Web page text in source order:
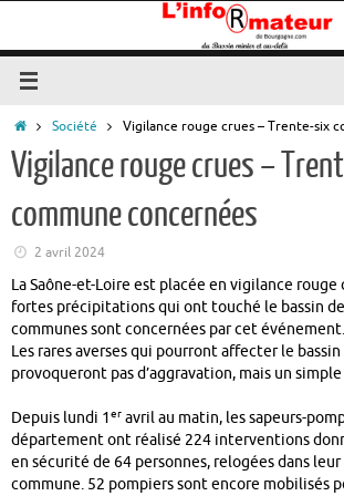
contenu
Accueil
Société Vigilance rouge crues – Trente-six
Vigilance rouge crues –
commune concernées
2 avril 2024
La Saône-et-Loire est placée en vigilance rouge
fortes précipitations qui ont touché le bassin de
communes sont concernées par cet événement.
Les rares averses qui pourront affecter le bassin
provoqueront pas d’aggravation, mais un
Depuis lundi 1er avril au matin, les sapeurs-
département ont réalisé 224 interventions
en sécurité de 64 personnes, relogées dans
commune. 52 pompiers sont encore mobilisés